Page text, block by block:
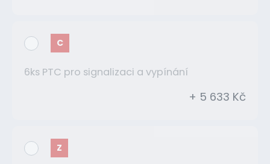
C
6ks PTC pro signalizaci a vypínání
+ 5 633 Kč
Z